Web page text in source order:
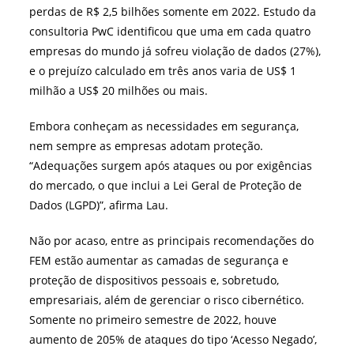
perdas de R$ 2,5 bilhões somente em 2022. Estudo da
consultoria PwC identificou que uma em cada quatro
empresas do mundo já sofreu violação de dados (27%),
e o prejuízo calculado em três anos varia de US$ 1
milhão a US$ 20 milhões ou mais.
Embora conheçam as necessidades em segurança,
nem sempre as empresas adotam proteção.
“Adequações surgem após ataques ou por exigências
do mercado, o que inclui a Lei Geral de Proteção de
Dados (LGPD)”, afirma Lau.
Não por acaso, entre as principais recomendações do
FEM estão aumentar as camadas de segurança e
proteção de dispositivos pessoais e, sobretudo,
empresariais, além de gerenciar o risco cibernético.
Somente no primeiro semestre de 2022, houve
aumento de 205% de ataques do tipo ‘Acesso Negado’,